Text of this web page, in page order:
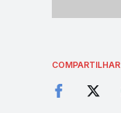
COMPARTILHAR